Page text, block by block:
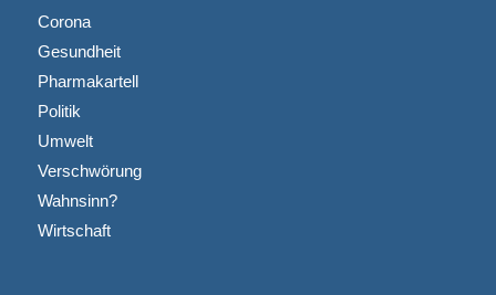
Corona
Gesundheit
Pharmakartell
Politik
Umwelt
Verschwörung
Wahnsinn?
Wirtschaft